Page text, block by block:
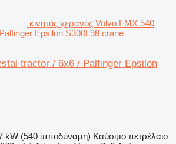
κινητός γερανός Volvo FMX 540
Epsilon S300L98 crane
tractor / 6x6 / Palfinger Epsilon
kW (540 ίπποδύναμη) Καύσιμο πετρέλαιο